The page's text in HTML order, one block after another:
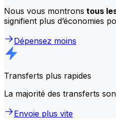
Nous vous montrons tous
signifient plus d’économies
Dépensez moins
Transferts plus rapides
La majorité des transferts
Envoie plus vite